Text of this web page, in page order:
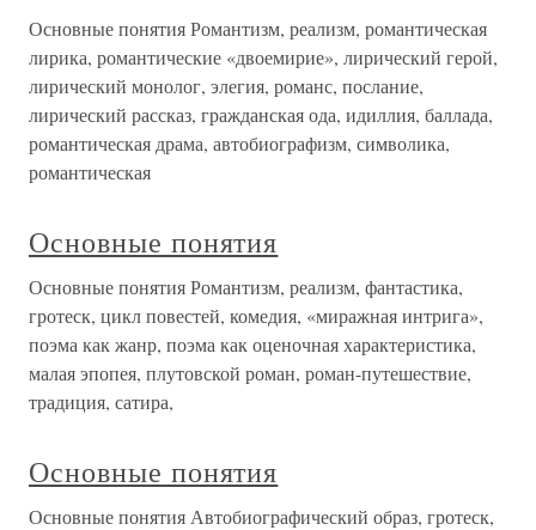
Основные понятия Романтизм, реализм, романтическая
лирика, романтические «двоемирие», лирический герой,
лирический монолог, элегия, романс, послание,
лирический рассказ, гражданская ода, идиллия, баллада,
романтическая драма, автобиографизм, символика,
романтическая
Основные понятия
Основные понятия Романтизм, реализм, фантастика,
гротеск, цикл повестей, комедия, «миражная интрига»,
поэма как жанр, поэма как оценочная характеристика,
малая эпопея, плутовской роман, роман-путешествие,
традиция, сатира,
Основные понятия
Основные понятия Автобиографический образ, гротеск,